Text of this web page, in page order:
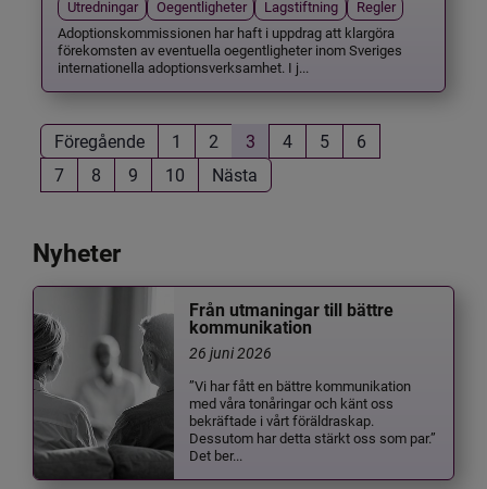
Utredningar Oegentligheter Lagstiftning
Regler
Adoptionskommissionen har haft i uppdrag att klargöra
förekomsten av eventuella oegentligheter inom Sveriges
internationella adoptionsverksamhet. I j...
Föregående 1 2 3 4 5
6
7
8 9 10 Nästa
Nyheter
Från utmaningar till bättre
kommunikation
26 juni 2026
”Vi har fått en bättre kommunikation
med våra tonåringar och känt oss
bekräftade i vårt föräldraskap.
Dessutom har detta stärkt oss som par.”
Det ber...